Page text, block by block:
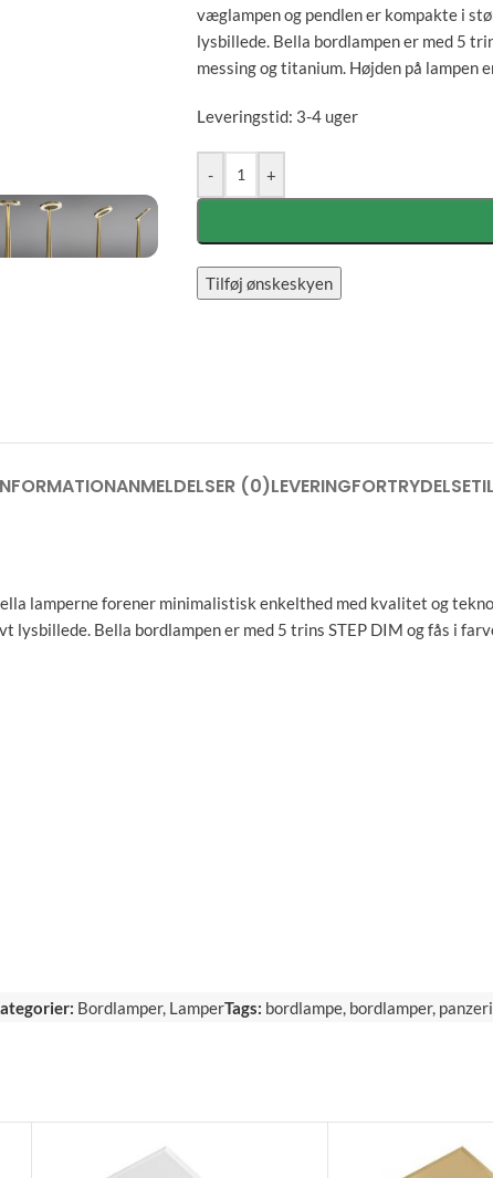
væglampen og pendlen er kompakte i
lysbillede. Bella bordlampen er med 5
messing og titanium. Højden på lampen
Leveringstid: 3-4 uger
- +
Tilføj ønskeskyen
ANMELDELSER (0)LEVERINGFORTRYDELSE
lamperne forener minimalistisk enkelthed med kvalitet og
Bella bordlampen er med 5 trins STEP DIM og fås i
Bordlamper, LamperTags: bordlampe, bordlamper, panzeri